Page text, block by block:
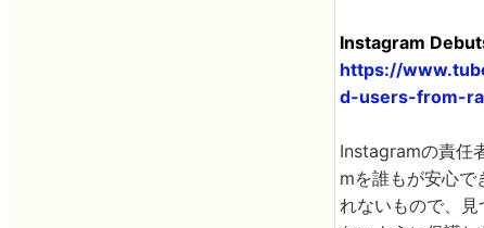
Instagram
https://
d-users-from-
Instagramの責任
mを誰もが安心で
れないもので、